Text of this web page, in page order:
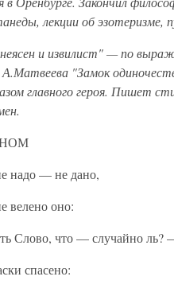
лекции об эзотеризме,
и извилист" — по
"Замок
главного героя. Пишет
надо — не дано,
велено оно:
Слово, что — случайно ль?
спасено: